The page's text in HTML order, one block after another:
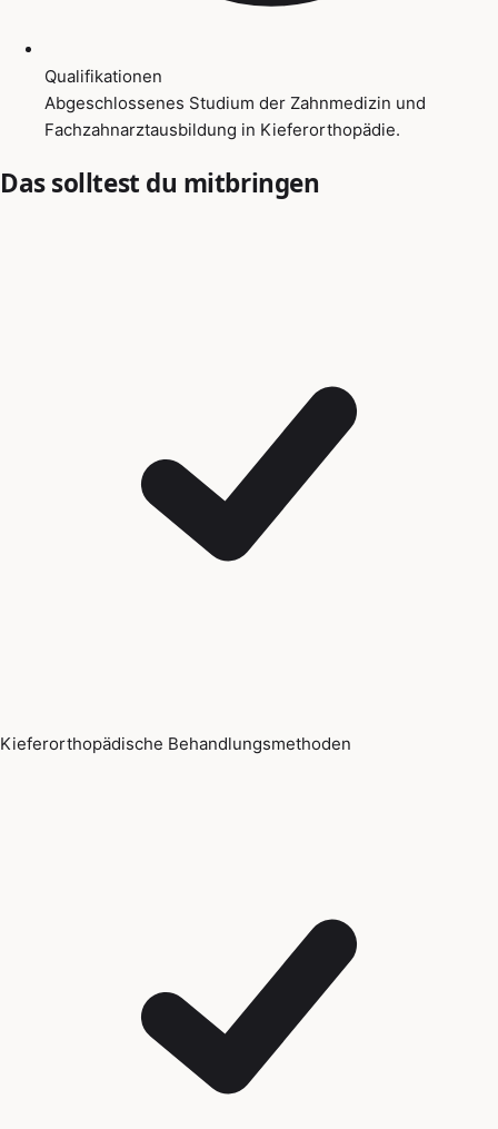
Qualifikationen
Abgeschlossenes Studium der Zahnmedizin und
Fachzahnarztausbildung in Kieferorthopädie.
Das solltest du mitbringen
Kieferorthopädische Behandlungsmethoden